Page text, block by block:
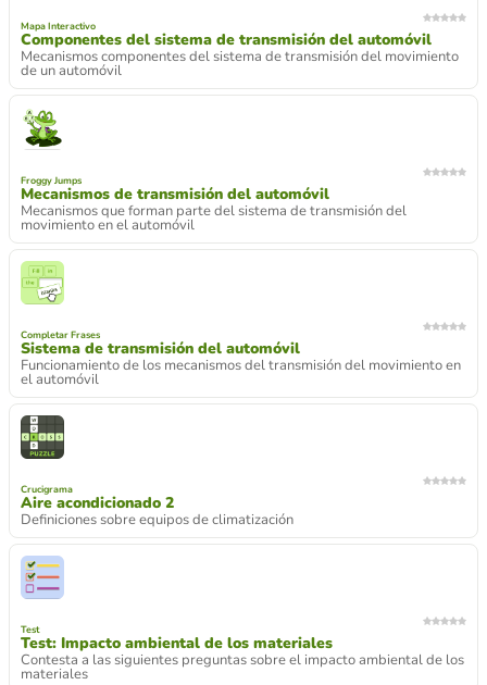
Mapa Interactivo
Componentes del sistema de transmisión del automóvil
Mecanismos componentes del sistema de transmisión del movimiento
de un automóvil
Froggy Jumps
Mecanismos de transmisión del automóvil
Mecanismos que forman parte del sistema de transmisión del
movimiento en el automóvil
Completar Frases
Sistema de transmisión del automóvil
Funcionamiento de los mecanismos del transmisión del movimiento en
el automóvil
Crucigrama
Aire acondicionado 2
Definiciones sobre equipos de climatización
Test
Test: Impacto ambiental de los materiales
Contesta a las siguientes preguntas sobre el impacto ambiental de los
materiales